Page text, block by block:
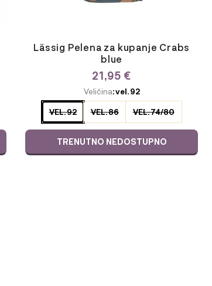
Lässig Pelena za kupanje Crabs
blue
21,95 €
VARIJACIJU
Veličina: vel. 92
VEL. 92 VEL. 86 VEL. 74/80
TRENUTNO NEDOSTUPNO